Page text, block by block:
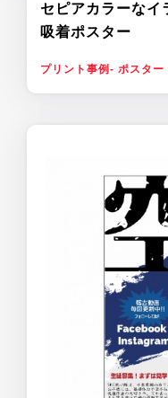
セピアカラーなイ
吸着ポスター
プリント事例- ポスター